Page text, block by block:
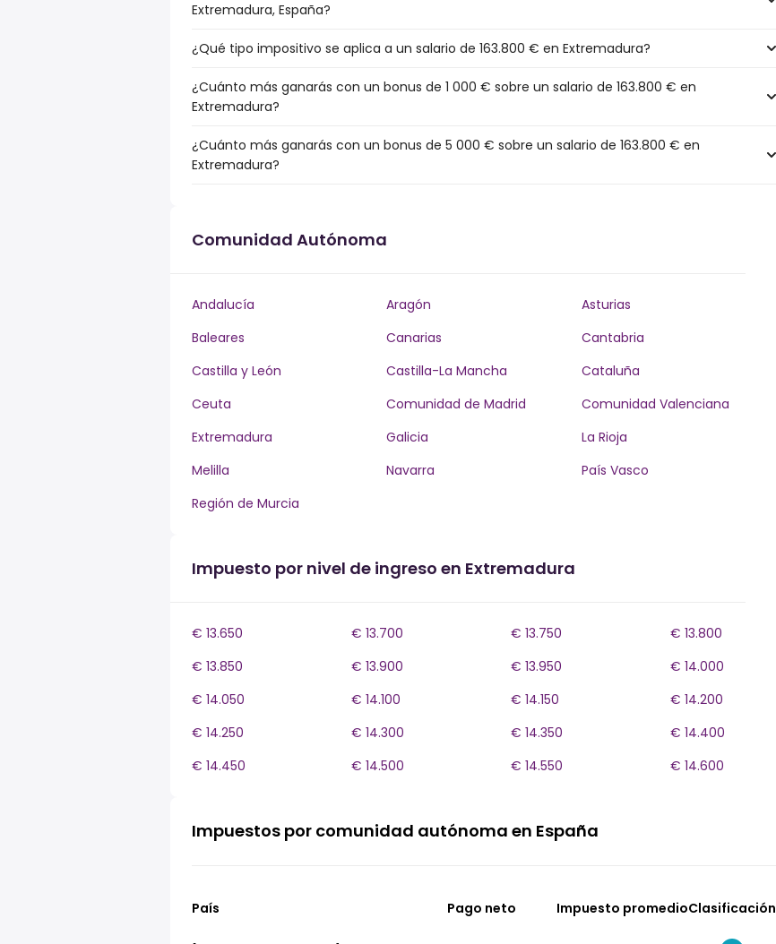
Extremadura, España?
¿Qué tipo impositivo se aplica a un salario de 163.800 € en Extremadura?
¿Cuánto más ganarás con un bonus de 1 000 € sobre un salario de 163.800 € en
Extremadura?
¿Cuánto más ganarás con un bonus de 5 000 € sobre un salario de 163.800 € en
Extremadura?
Comunidad Autónoma
Andalucía Aragón
Asturias
Baleares
Canarias
Cantabria
Castilla y León
Castilla-La Mancha
Cataluña
Ceuta
Comunidad de Madrid
Comunidad Valenciana
Extremadura
Galicia
La Rioja
Melilla
Navarra
País Vasco
Región de Murcia
Impuesto por nivel de ingreso en Extremadura
€ 13.650 € 13.700 € 13.750
€ 13.800
€ 13.850
€ 13.900 € 13.950
€ 14.000
€ 14.050
€ 14.100 € 14.150
€ 14.200
€ 14.250
€ 14.300 € 14.350
€ 14.400
€ 14.450
€ 14.500 € 14.550 € 14.600
Impuestos por comunidad autónoma en España
País Pago neto Impuesto promedioClasificación